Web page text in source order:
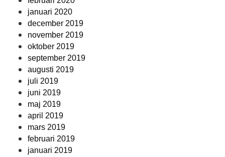
januari 2020
december 2019
november 2019
oktober 2019
september 2019
augusti 2019
juli 2019
juni 2019
maj 2019
april 2019
mars 2019
februari 2019
januari 2019